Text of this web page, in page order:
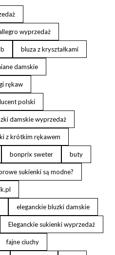
wyprzedaż
bluza z kryształkami
damskie
rękaw
polski
damskie wyprzedaż
z krótkim rękawem
bonprix sweter buty
sukienki są modne?
eleganckie bluzki damskie
Eleganckie sukienki wyprzedaż
fajne ciuchy